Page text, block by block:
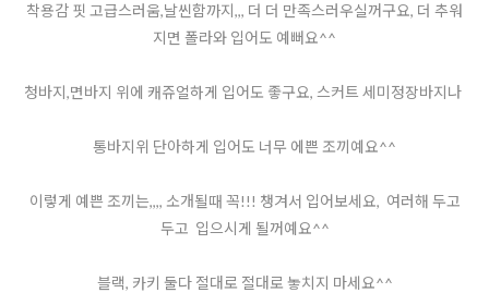
착용감 핏 고급스러움,날씬함까지,,, 더 더 만족스러우실꺼구요, 더 추워
지면 폴라와 입어도 예뻐요^^
청바지,면바지 위에 캐쥬얼하게 입어도 좋구요, 스커트 세미정장바지나
통바지위 단아하게 입어도 너무 에쁜 조끼예요^^
이렇게 예쁜 조끼는,,,, 소개될때 꼭!!! 챙겨서 입어보세요, 여러해 두고
두고 입으시게 될꺼예요^^
블랙, 카키 둘다 절대로 절대로 놓치지 마세요^^